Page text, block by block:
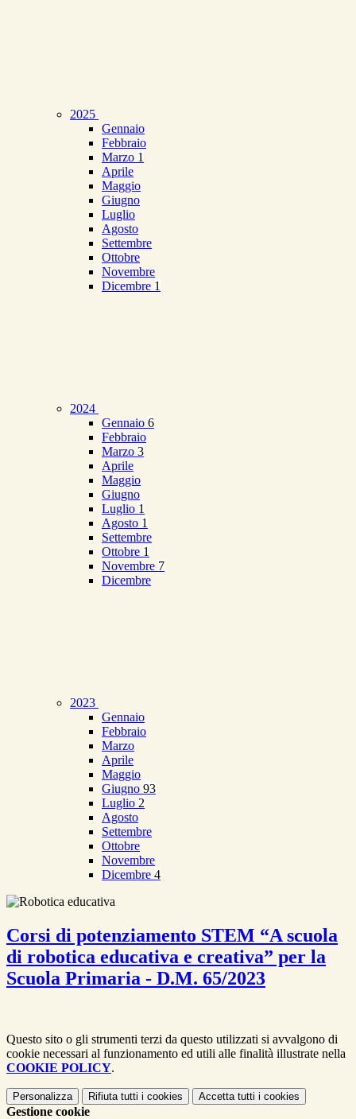
2025
Gennaio
Febbraio
Marzo 1
Aprile
Maggio
Giugno
Luglio
Agosto
Settembre
Ottobre
Novembre
Dicembre 1
2024
Gennaio 6
Febbraio
Marzo 3
Aprile
Maggio
Giugno
Luglio 1
Agosto 1
Settembre
Ottobre 1
Novembre 7
Dicembre
2023
Gennaio
Febbraio
Marzo
Aprile
Maggio
Giugno 93
Luglio 2
Agosto
Settembre
Ottobre
Novembre
Dicembre 4
Corsi di potenziamento STEM “A scuola
di robotica educativa e creativa” per la
Scuola Primaria - D.M. 65/2023
Questo sito o gli strumenti terzi da questo utilizzati si avvalgono di
cookie necessari al funzionamento ed utili alle finalità illustrate nella
COOKIE POLICY.
Personalizza Rifiuta tutti i cookies Accetta tutti i cookies
Gestione cookie